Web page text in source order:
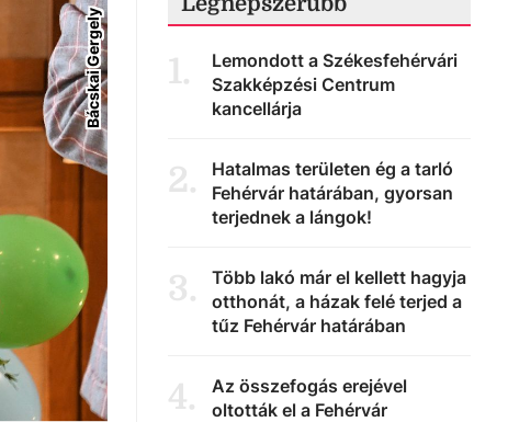
Bácskai Gergely 1.
Lemondott a Székesfehérvári
Szakképzési Centrum
kancellárja
2.
Hatalmas területen ég a tarló
Fehérvár határában, gyorsan
terjednek a lángok!
3.
Több lakó már el kellett hagyja
otthonát, a házak felé terjed a
tűz Fehérvár határában
4.
Az összefogás erejével
oltották el a Fehérvár